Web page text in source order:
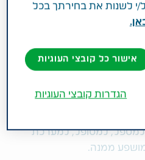
של ההורים כוללת
זה מזה. הירידה
אצל ההורה מתרחשת
של הילד המטפל
בעינה, אך בתוכה
למטפל, למטופל, למערכת
ממנה.
י לשנות את בחירתך בכל
אישור כל קובצי העוגיות
הגדרות קובצי העוגיות